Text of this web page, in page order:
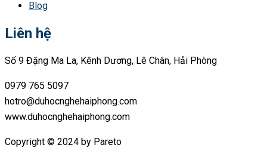
Blog
Liên hệ
Số 9 Đặng Ma La, Kênh Dương, Lê Chân, Hải Phòng
0979 765 5097
hotro@duhocnghehaiphong.com
www.duhocnghehaiphong.com
Copyright © 2024 by Pareto